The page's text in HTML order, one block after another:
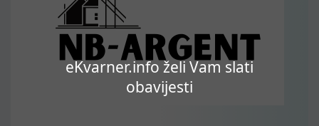
eKvarner.info želi Vam slati
obavijesti